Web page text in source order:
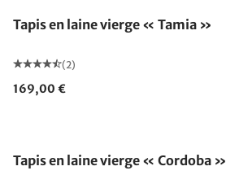
Tapis en laine vierge « Tamia »
(2)
169,00 €
Tapis en laine vierge « Cordoba »